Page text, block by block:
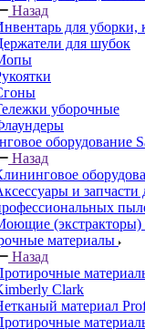
Назад
для уборки,
для шубок
уборочные
оборудование
Назад
и запчасти
(экстракторы)
материалы
Назад
Clark
материал